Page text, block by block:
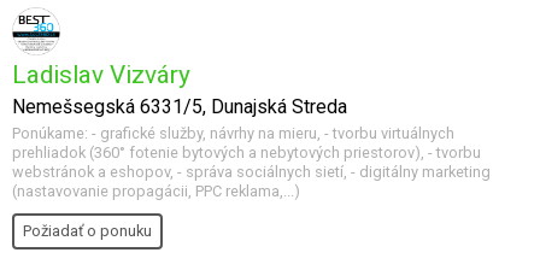
Ladislav Vizváry
Nemešsegská 6331/5, Dunajská Streda
Ponúkame: - grafické služby, návrhy na mieru, - tvorbu virtuálnych
prehliadok (360° fotenie bytových a nebytových priestorov), - tvorbu
webstránok a eshopov, - správa sociálnych sietí, - digitálny marketing
(nastavovanie propagácii, PPC reklama,...)
Požiadať o ponuku